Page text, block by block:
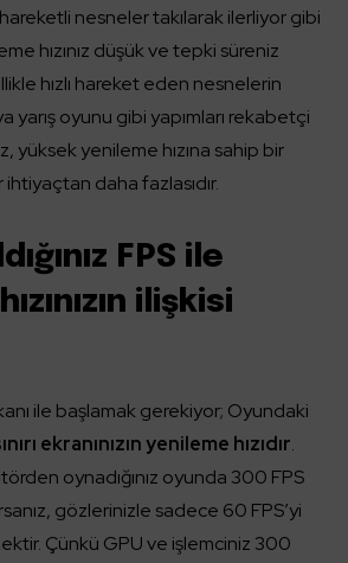
nesneler takılarak ilerliyor gibi
hızınız düşük ve tepki süreniz
hızlı hareket eden nesnelerin
yarış oyunu gibi yapımları rekabetçi
yüksek yenileme hızına sahip bir
daha fazlasıdır.
FPS ile
ilişkisi
ile başlamak gerekiyor; Oyundaki
ekranınızın yenileme hızıdır.
oynadığınız oyunda 300 FPS
gözlerinizle sadece 60 FPS’yi
Çünkü GPU ve işlemciniz 300